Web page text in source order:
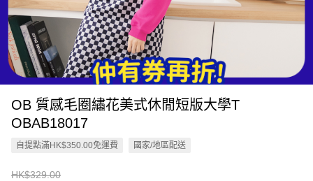
OB 質感毛圈繡花美式休閒短版大學T
OBAB18017
自提點滿HK$350.00免運費 國家/地區配送
HK$329.00